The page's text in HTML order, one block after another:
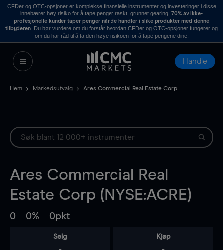
CFDer og OTC-opsjoner er komplekse finansielle instrumenter og investeringer i disse
innebærer høy risiko for å tape penger raskt, grunnet gearing. 70% av ikke-
profesjonelle kunder taper penger når de handler i slike produkter med denne
tilbyderen . Du bør vurdere om du forstår hvordan CFDer og OTC-opsjoner fungerer og
om du har råd til å ta den høye risikoen for å tape pengene dine.
Handle
Hem Markedsutvalg Ares Commercial Real Estate Corp
Ares Commercial Real
Estate Corp (NYSE:ACRE)
0 0% 0pkt
Selg Kjøp